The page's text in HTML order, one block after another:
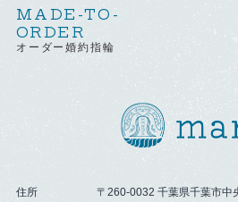
MADE-TO-
ORDER
オーダー婚約指輪
住所 〒260-0032 千葉県千葉市中